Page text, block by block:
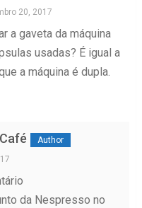
20, 2017
a gaveta da máquina
usadas? É igual a
a máquina é dupla.
da Nespresso no